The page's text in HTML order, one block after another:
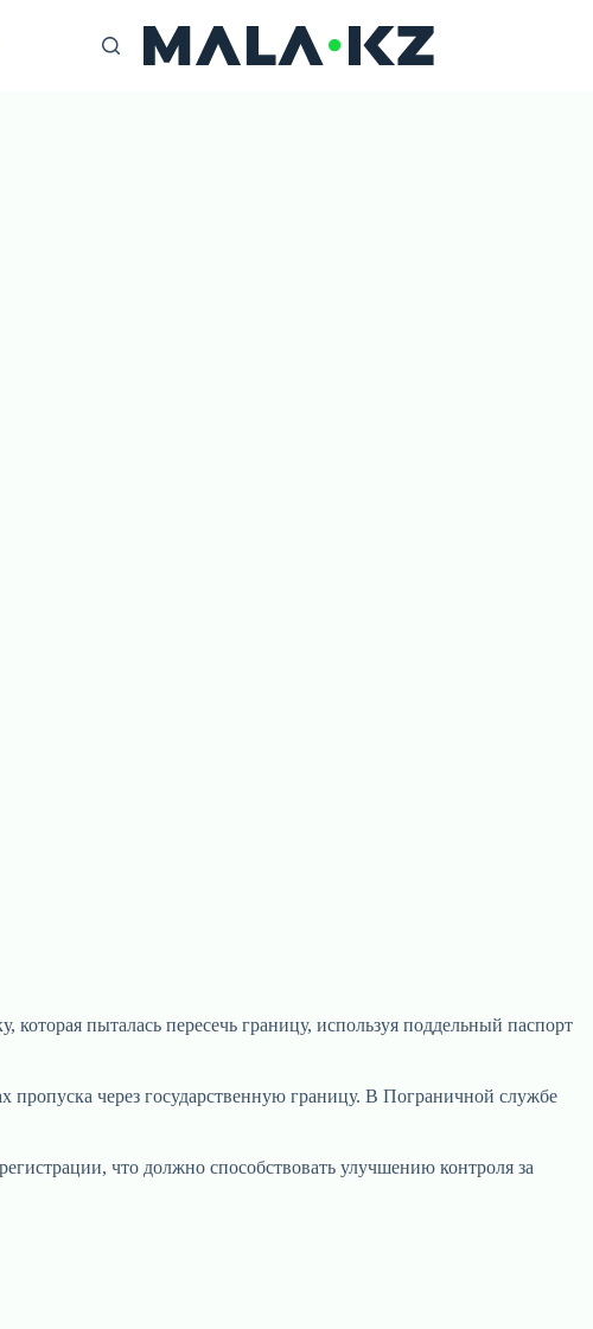
пыталась пересечь границу, используя поддельный паспорт
пропуска через государственную границу. В Пограничной службе
что должно способствовать улучшению контроля за